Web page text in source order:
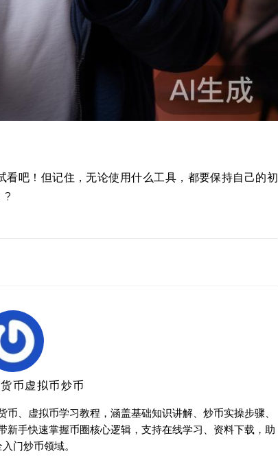
吧！但记住，无论使用什么工具，都要保持自己的初
?
币虚拟币炒币
、虚拟币学习教程，涵盖基础知识讲解、炒币实操步骤、
手快速掌握币圈核心逻辑，支持在线学习、资料下载，助
门炒币领域。